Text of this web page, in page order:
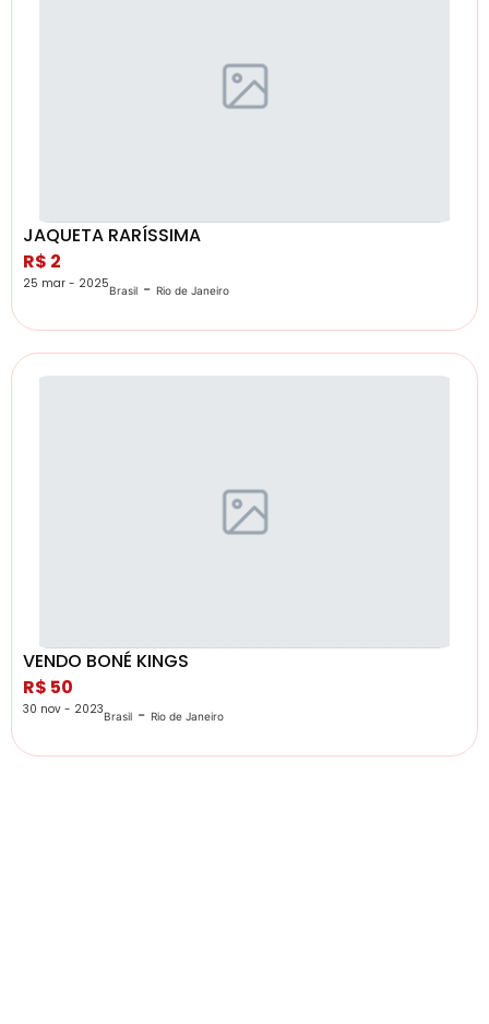
JAQUETA RARÍSSIMA
R$ 2
25 mar - 2025Brasil - Rio de Janeiro
VENDO BONÉ KINGS
R$ 50
30 nov - 2023Brasil - Rio de Janeiro